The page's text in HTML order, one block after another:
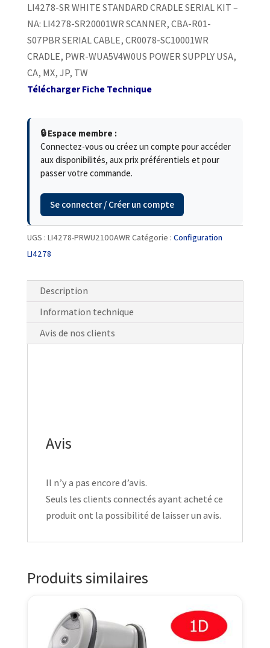
LI4278-SR WHITE STANDARD CRADLE SERIAL KIT –
NA: LI4278-SR20001WR SCANNER, CBA-R01-
S07PBR SERIAL CABLE, CR0078-SC10001WR
CRADLE, PWR-WUA5V4W0US POWER SUPPLY USA,
CA, MX, JP, TW
Télécharger Fiche Technique
🔒 Espace membre :
Connectez-vous ou créez un compte pour accéder
aux disponibilités, aux prix préférentiels et pour
passer votre commande.
Se connecter / Créer un compte
UGS : LI4278-PRWU2100AWR Catégorie : Configuration
LI4278
Description
Information technique
Avis de nos clients
Avis
Il n’y a pas encore d’avis.
Seuls les clients connectés ayant acheté ce
produit ont la possibilité de laisser un avis.
Produits similaires